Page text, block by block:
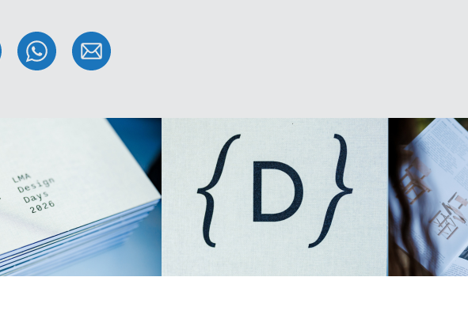
biļetes par īpašu cenu! Pasteidzies!